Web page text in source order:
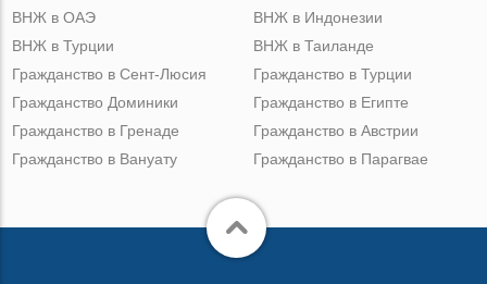
ВНЖ в ОАЭ
ВНЖ в Турции
ВНЖ в Индонезии
ВНЖ в Таиланде
Гражданство в Сент-Люсия
Гражданство Доминики
Гражданство в Гренаде
Гражданство в Вануату
Гражданство в Турции
Гражданство в Египте
Гражданство в Австрии
Гражданство в Парагвае